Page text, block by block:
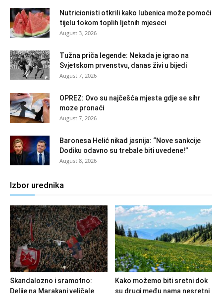
Nutricionisti otkrili kako lubenica može pomoći
tijelu tokom toplih ljetnih mjeseci
August 3, 2026
Tužna priča legende: Nekada je igrao na
Svjetskom prvenstvu, danas živi u bijedi
August 7, 2026
OPREZ: Ovo su najčešća mjesta gdje se sihr
moze pronaći
August 7, 2026
Baronesa Helić nikad jasnija: “Nove sankcije
Dodiku odavno su trebale biti uvedene!”
August 8, 2026
Izbor urednika
Skandalozno i sramotno:
Delije na Marakani veličale
Kako možemo biti sretni dok
su drugi među nama nesretni